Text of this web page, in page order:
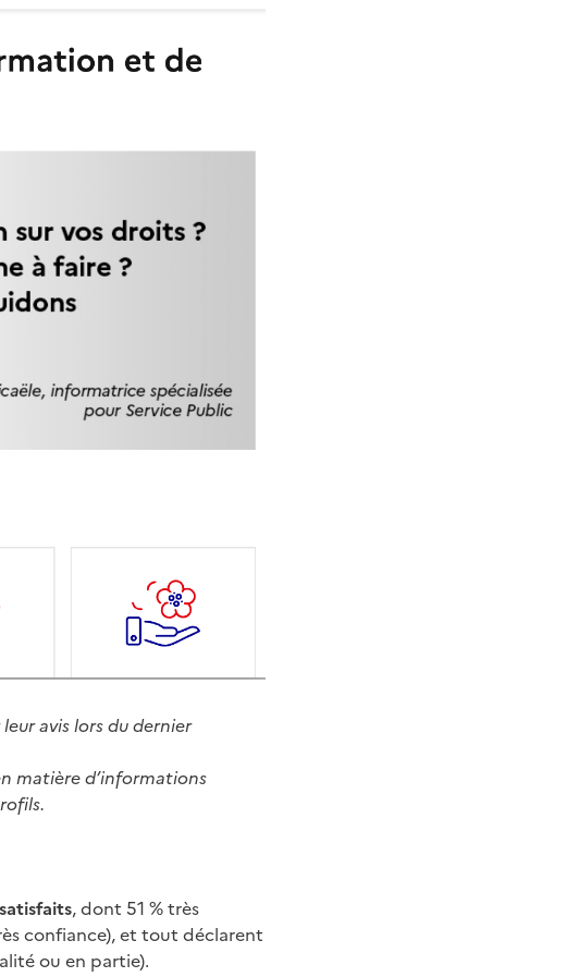
avis lors du dernier
matière d’informations
, dont 51 % très
confiance), et tout déclarent
ou en partie).